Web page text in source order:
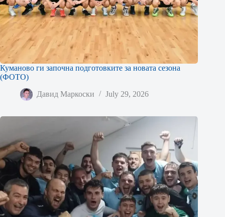
Куманово ги започна подготовките за новата сезона
(ФОТО)
Давид Маркоски July 29, 2026